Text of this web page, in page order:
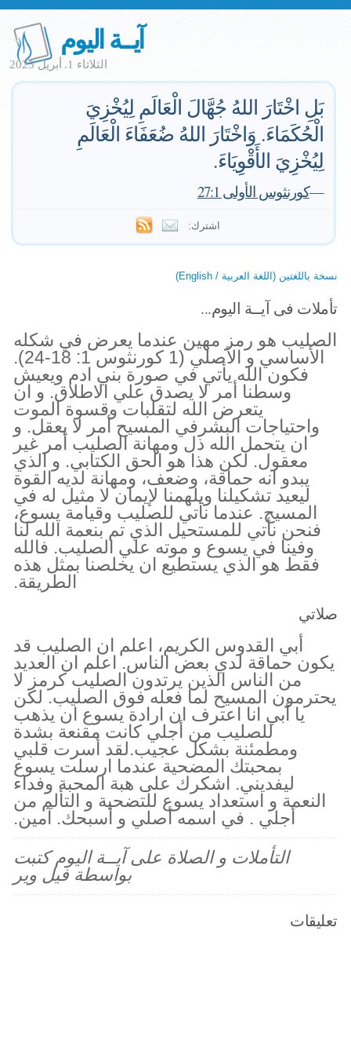
آيــة اليوم
الثلاثاء 1. أبريل 2025
بَلِ اخْتَارَ اللهُ جُهَّالَ الْعَالَمِ لِيُخْزِيَ
الْحُكَمَاءَ. وَاخْتَارَ اللهُ ضُعَفَاءَ الْعَالَمِ
لِيُخْزِيَ الأَقْوِيَاءَ.
—كورنثوس الأولى 27:1
اشترك:
نسخة باللغتين (اللغة العربية / English)
تأملات فى آيــة اليوم...
الصليب هو رمز مهين عندما يعرض في شكله
الأساسي و الأصلي (1 كورنثوس 1: 18-24).
فكون الله يأتي في صورة بني ادم ويعيش
وسطنا أمر لا يصدق علي الاطلاق. و ان
يتعرض الله لتقلبات وقسوة الموت
واحتياجات البشرفي المسيح أمر لا يعقل. و
ان يتحمل الله ذل ومهانة الصليب أمر غير
معقول. لكن هذا هو الحق الكتابي. و الذي
يبدو انه حماقة، وضعف، ومهانة لديه القوة
ليعيد تشكيلنا ويلهمنا لإيمان لا مثيل له في
المسيح. عندما نأتي للصليب وقيامة يسوع،
فنحن نأتي للمستحيل الذي تم بنعمة الله لنا
وفينا في يسوع و موته علي الصليب. فالله
فقط هو الذي يستطيع ان يخلصنا بمثل هذه
الطريقة.
صلاتي
أبي القدوس الكريم، اعلم ان الصليب قد
يكون حماقة لدي بعض الناس. اعلم ان العديد
من الناس الذين يرتدون الصليب كرمز لا
يحترمون المسيح لما فعله فوق الصليب. لكن
يا أبي انا اعترف ان ارادة يسوع ان يذهب
للصليب من أجلي كانت مقنعة بشدة
ومطمئنة بشكل عجيب.لقد أسرت قلبي
بمحبتك المضحية عندما ارسلت يسوع
ليفديني. اشكرك على هبة المحبة وفداء
النعمة و استعداد يسوع للتضحية و التألم من
أجلي . في اسمه أصلي و أسبحك. آمين.
التأملات و الصلاة على آيــة اليوم كتبت
بواسطة فيل وير
تعليقات